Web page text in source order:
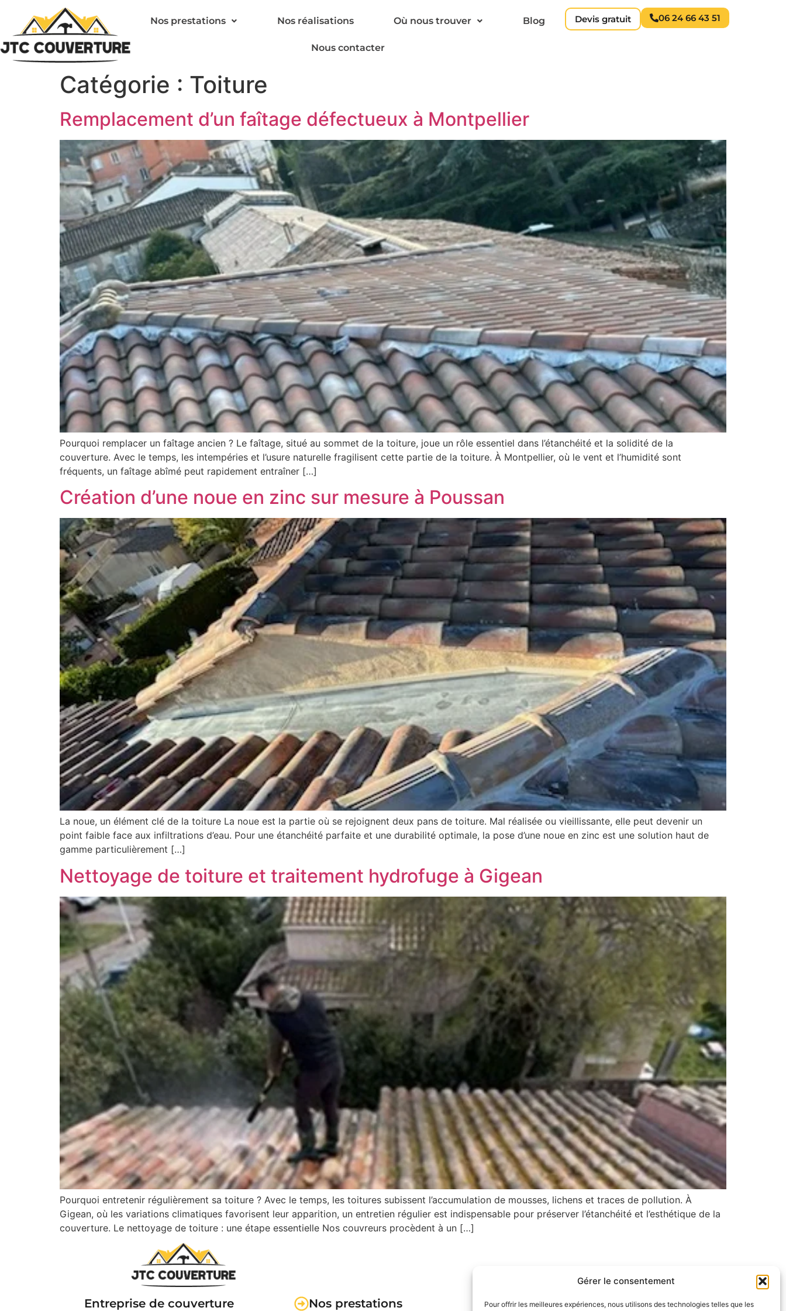
Gérer le consentement
Pour offrir les meilleures expériences, nous utilisons des technologies telles que les
Nos prestations Nos réalisations Où nous trouver Blog
Nous contacter
Devis gratuit 06 24 66 43 51
Catégorie : Toiture
Remplacement d’un faîtage défectueux à Montpellier
Pourquoi remplacer un faîtage ancien ? Le faîtage, situé au sommet de la toiture, joue un rôle essentiel dans l’étanchéité et la solidité de la
couverture. Avec le temps, les intempéries et l’usure naturelle fragilisent cette partie de la toiture. À Montpellier, où le vent et l’humidité sont
fréquents, un faîtage abîmé peut rapidement entraîner […]
Création d’une noue en zinc sur mesure à Poussan
La noue, un élément clé de la toiture La noue est la partie où se rejoignent deux pans de toiture. Mal réalisée ou vieillissante, elle peut devenir un
point faible face aux infiltrations d’eau. Pour une étanchéité parfaite et une durabilité optimale, la pose d’une noue en zinc est une solution haut de
gamme particulièrement […]
Nettoyage de toiture et traitement hydrofuge à Gigean
Pourquoi entretenir régulièrement sa toiture ? Avec le temps, les toitures subissent l’accumulation de mousses, lichens et traces de pollution. À
Gigean, où les variations climatiques favorisent leur apparition, un entretien régulier est indispensable pour préserver l’étanchéité et l’esthétique de la
couverture. Le nettoyage de toiture : une étape essentielle Nos couvreurs procèdent à un […]
Entreprise de couverture
Nos prestations Nos réalisations